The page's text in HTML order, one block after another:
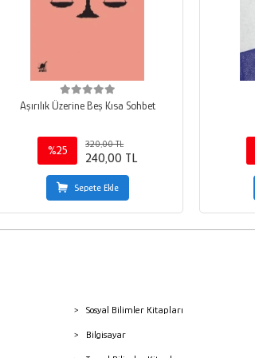
Aşırılık Üzerine Beş Kısa Sohbet
%25
320,00 TL
240,00 TL
Sepete Ekle
Sosyal Bilimler Kitapları
Bilgisayar